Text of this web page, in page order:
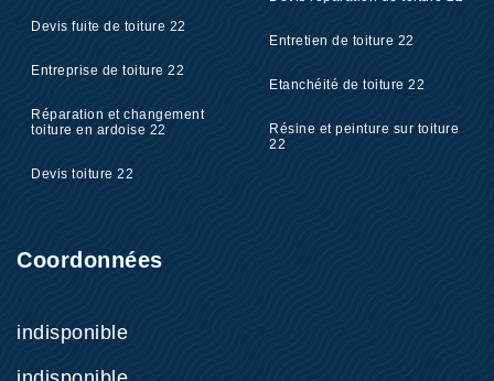
Devis fuite de toiture 22
Entreprise de toiture 22
Réparation et changement
toiture en ardoise 22
Devis toiture 22
Entretien de toiture 22
Etanchéité de toiture 22
Résine et peinture sur toiture
22
Coordonnées
indisponible